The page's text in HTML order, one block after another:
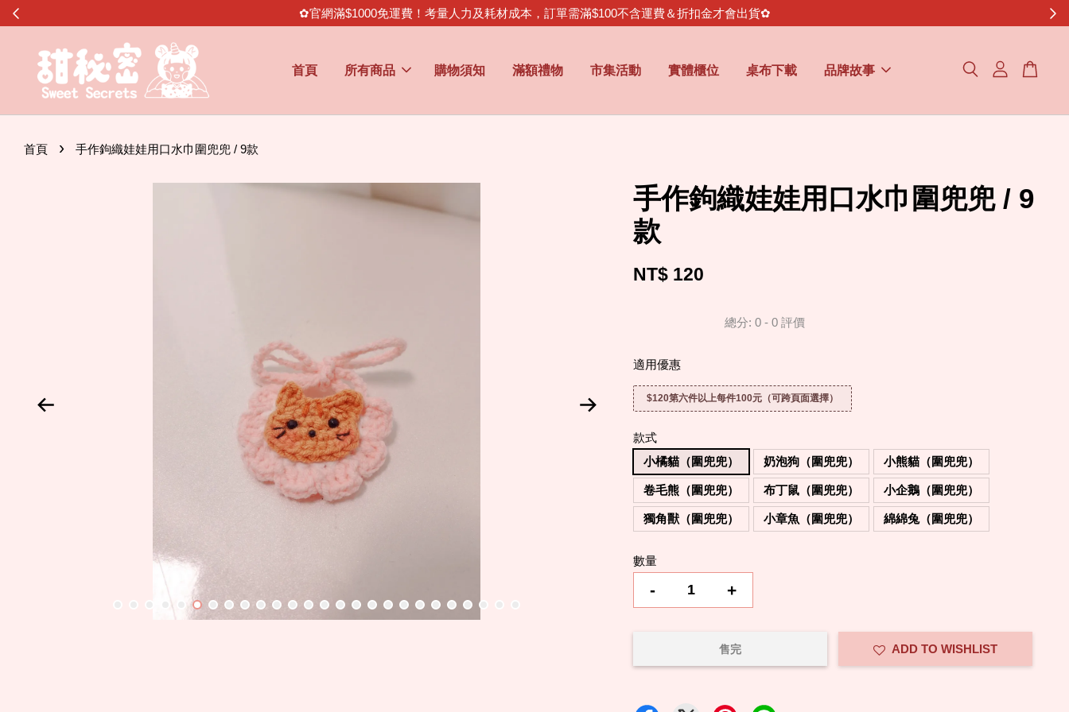
✿官網滿$1000免運費！考量人力及耗材成本，訂單需滿$100不含運費＆折扣金才會出貨✿
首頁 所有商品 購物須知 滿額禮物 市集活動 實體櫃位 桌布下載 品牌故事
首頁 › 手作鉤織娃娃用口水巾圍兜兜 / 9款
手作鉤織娃娃用口水巾圍兜兜 / 9
款
NT$ 120
總分:0 -0 評價
適用優惠
$120第六件以上每件100元（可跨頁面選擇）
款式
小橘貓（圍兜兜）
奶泡狗（圍兜兜） 小熊貓（圍兜兜）
卷毛熊（圍兜兜） 布丁鼠（圍兜兜） 小企鵝（圍兜兜）
獨角獸（圍兜兜） 小章魚（圍兜兜） 綿綿兔（圍兜兜）
數量
- +
售完 ADD TO WISHLIST